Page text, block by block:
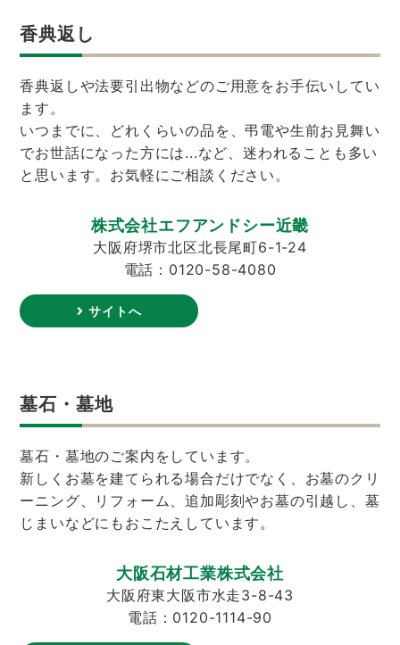
香典返し
香典返しや法要引出物などのご用意をお手伝いしてい
ます。
いつまでに、どれくらいの品を、弔電や生前お見舞い
でお世話になった方には...など、迷われることも多い
と思います。お気軽にご相談ください。
株式会社エフアンドシー近畿
大阪府堺市北区北長尾町6-1-24
電話：0120-58-4080
サイトへ
墓石・墓地
墓石・墓地のご案内をしています。
新しくお墓を建てられる場合だけでなく、お墓のクリ
ーニング、リフォーム、追加彫刻やお墓の引越し、墓
じまいなどにもおこたえしています。
大阪石材工業株式会社
大阪府東大阪市水走3-8-43
電話：0120-1114-90